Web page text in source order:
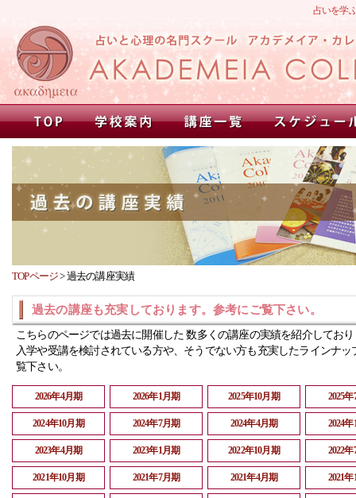
占いを学
TOPページ>過去の講座実績
過去の講座も充実しております。参考にご覧下さい。
こちらのページでは過去に開催した 数多くの講座の実績を紹介してお
入学や受講を検討されている方や、そうでない方も充実したラインナッ
覧下さい。
2026年4月期 2026年1月期 2025年10月期 2025
2024年10月期 2024年7月期 2024年4月期 2024
2023年4月期 2023年1月期 2022年10月期 2022
2021年10月期 2021年7月期 2021年4月期 2021